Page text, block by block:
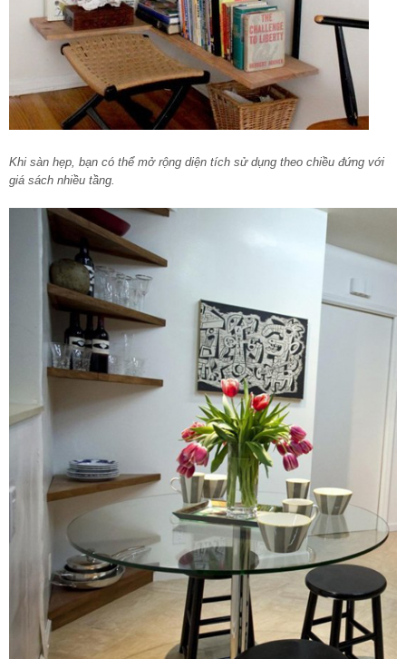
Khi sàn hẹp, bạn có thể mở rộng diện tích sử dụng theo chiều đứng với
giá sách nhiều tầng.